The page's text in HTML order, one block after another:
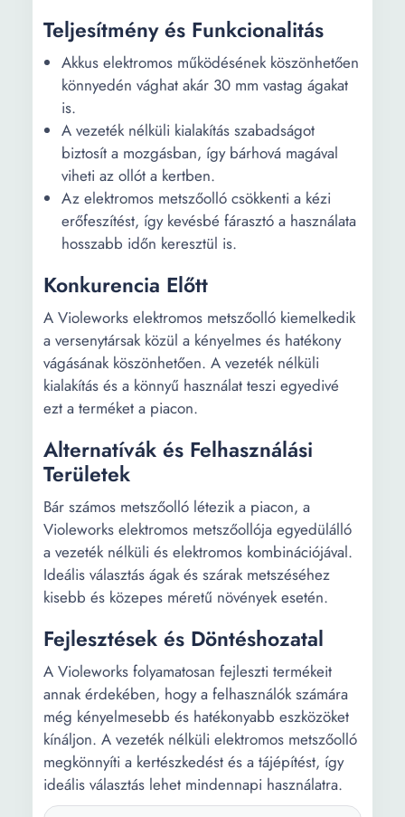
Teljesítmény és Funkcionalitás
Akkus elektromos működésének köszönhetően
könnyedén vághat akár 30 mm vastag ágakat
is.
A vezeték nélküli kialakítás szabadságot
biztosít a mozgásban, így bárhová magával
viheti az ollót a kertben.
Az elektromos metszőolló csökkenti a kézi
erőfeszítést, így kevésbé fárasztó a használata
hosszabb időn keresztül is.
Konkurencia Előtt
A Violeworks elektromos metszőolló kiemelkedik
a versenytársak közül a kényelmes és hatékony
vágásának köszönhetően. A vezeték nélküli
kialakítás és a könnyű használat teszi egyedivé
ezt a terméket a piacon.
Alternatívák és Felhasználási
Területek
Bár számos metszőolló létezik a piacon, a
Violeworks elektromos metszőollója egyedülálló
a vezeték nélküli és elektromos kombinációjával.
Ideális választás ágak és szárak metszéséhez
kisebb és közepes méretű növények esetén.
Fejlesztések és Döntéshozatal
A Violeworks folyamatosan fejleszti termékeit
annak érdekében, hogy a felhasználók számára
még kényelmesebb és hatékonyabb eszközöket
kínáljon. A vezeték nélküli elektromos metszőolló
megkönnyíti a kertészkedést és a tájépítést, így
ideális választás lehet mindennapi használatra.